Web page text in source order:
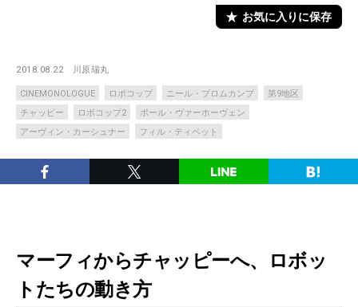
お気に入りに保存
2018.08.22 川原瑞丸
CINEMONOLOGUE ロボコップ ニール・ブロムカンプ
第9地区
チャッピー
ロボコップ2
ポール・ヴァーホーヴェン
アーヴィン・カーシュナー
フィル・ティペット
マーフィからチャッピーへ、ロボッ
トたちの動き方